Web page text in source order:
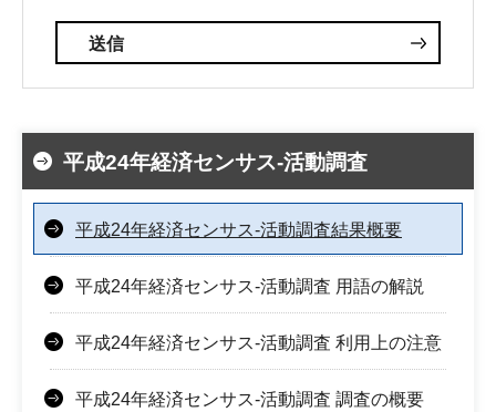
平成24年経済センサス-活動調査
平成24年経済センサス-活動調査結果概要
平成24年経済センサス-活動調査 用語の解説
平成24年経済センサス-活動調査 利用上の注意
平成24年経済センサス-活動調査 調査の概要